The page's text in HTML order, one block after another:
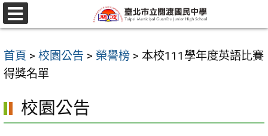
跳
至
要
內
區
選
單
首頁 > 校園公告 > 榮譽榜 > 本校111學年度英語比賽
得獎名單
校園公告